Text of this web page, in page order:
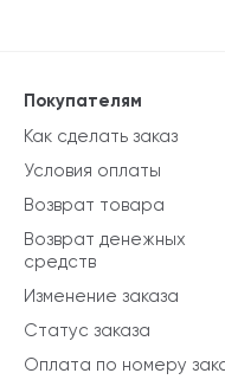
Покупателям
Как сделать заказ
Условия оплаты
Возврат товара
Возврат денежных
средств
Изменение заказа
Статус заказа
Оплата по номеру